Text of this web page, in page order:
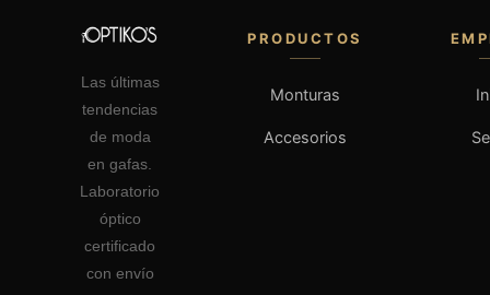
Las últimas
tendencias
de moda
en gafas.
Laboratorio
óptico
certificado
con envío
PRODUCTOS
Monturas
Accesorios